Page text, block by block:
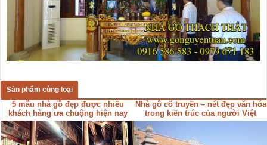
Sản phẩm cùng loại
5 mẫu nhà gỗ đẹp được nhiều
khách hàng ưa chuộng hiện nay
Nhà gỗ cổ truyền – nét đẹp văn hóa
trong kiến trúc của người Việt